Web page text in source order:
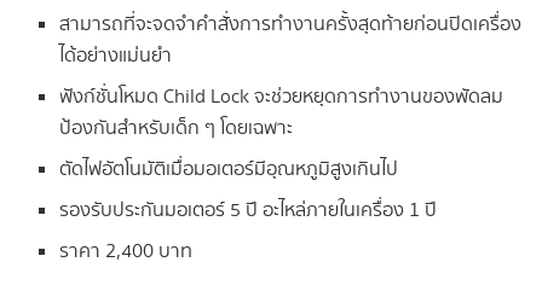
สามารถที่จะจดจำคำสั่งการทำงานครั้งสุดท้ายก่อนปิดเครื่อง
ได้อย่างแม่นยำ
ฟังก์ชั่นโหมด Child Lock จะช่วยหยุดการทำงานของพัดลม
ป้องกันสำหรับเด็ก ๆ โดยเฉพาะ
ตัดไฟอัตโนมัติเมื่อมอเตอร์มีอุณหภูมิสูงเกินไป
รองรับประกันมอเตอร์ 5 ปี อะไหล่ภายในเครื่อง 1 ปี
ราคา 2,400 บาท